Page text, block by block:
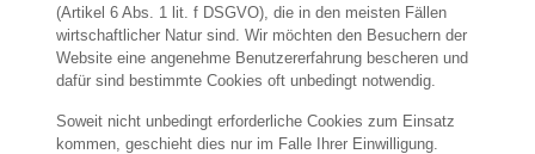
(Artikel 6 Abs. 1 lit. f DSGVO), die in den meisten Fällen
wirtschaftlicher Natur sind. Wir möchten den Besuchern der
Website eine angenehme Benutzererfahrung bescheren und
dafür sind bestimmte Cookies oft unbedingt notwendig.
Soweit nicht unbedingt erforderliche Cookies zum Einsatz
kommen, geschieht dies nur im Falle Ihrer Einwilligung.